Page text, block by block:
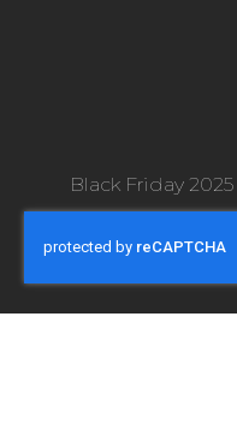
Black Friday 2025